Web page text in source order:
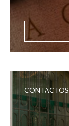
CONTACTOS